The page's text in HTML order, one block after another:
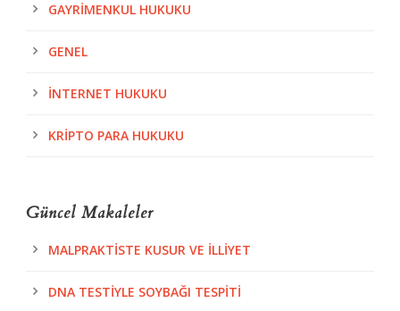
GAYRIMENKUL HUKUKU
GENEL
İNTERNET HUKUKU
KRIPTO PARA HUKUKU
Güncel Makaleler
MALPRAKTISTE KUSUR VE İLLIYET
DNA TESTIYLE SOYBAĞI TESPITI